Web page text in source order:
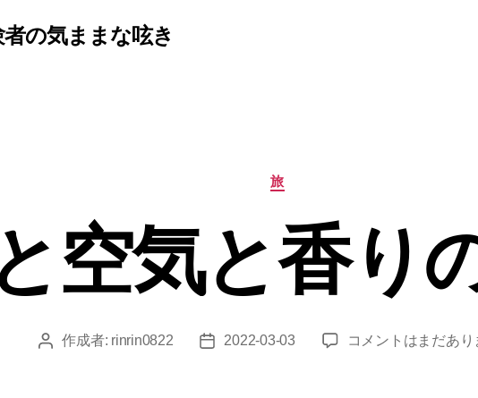
の気ままな呟き
カ
テ
リ
ー
旅
空気と香り
投
作成者: rinrin0822
投
2022-03-03
音
コメントはまだあり